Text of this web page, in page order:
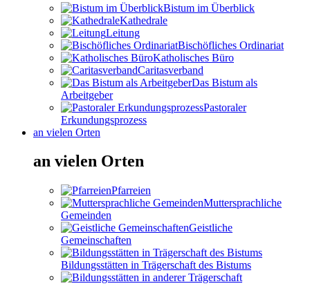
Bistum im Überblick
Kathedrale
Leitung
Bischöfliches Ordinariat
Katholisches Büro
Caritasverband
Das Bistum als
Arbeitgeber
Pastoraler
Erkundungsprozess
an vielen Orten
an vielen Orten
Pfarreien
Muttersprachliche
Gemeinden
Geistliche
Gemeinschaften
Bildungsstätten in Trägerschaft des Bistums